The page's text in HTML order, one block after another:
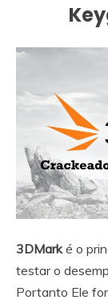
3DMarké o
testar o
Portanto Ele